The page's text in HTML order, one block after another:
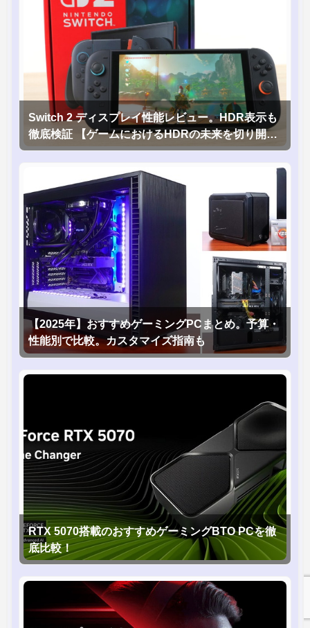
Switch 2 ディスプレイ性能レビュー。HDR表示も
徹底検証 【ゲームにおけるHDRの未来を切り開く
1台！】
【2025年】おすすめゲーミングPCまとめ。予算・
性能別で比較。カスタマイズ指南も
RTX 5070搭載のおすすめゲーミングBTO PCを徹
底比較！